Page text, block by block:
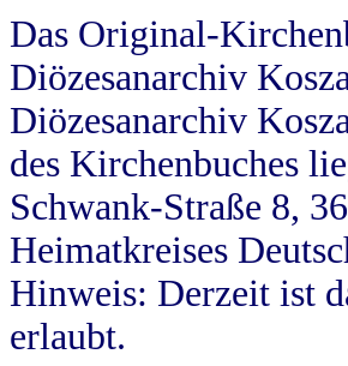
Das Original-
Diözesanarchiv
Diözesanarchiv
des Kirchenbuches
Schwank-Straße 8,
Heimatkreises
Hinweis: Derzeit ist
erlaubt.